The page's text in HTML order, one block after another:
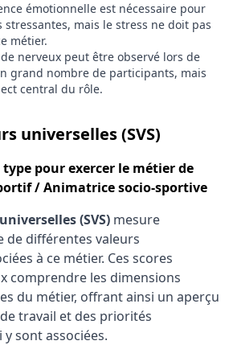
émotionnelle est nécessaire pour
mais le stress ne doit pas
métier.
nerveux peut être observé lors de
grand nombre de participants, mais
central du rôle.
universelles (SVS)
type pour exercer le métier de
/ Animatrice socio-sportive
(SVS) mesure
de différentes valeurs
à ce métier. Ces scores
comprendre les dimensions
du métier, offrant ainsi un aperçu
travail et des priorités
sont associées.